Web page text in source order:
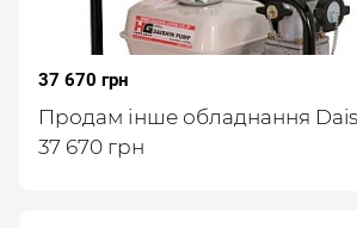
37 670 грн
Продам інше обладнання
37 670 грн